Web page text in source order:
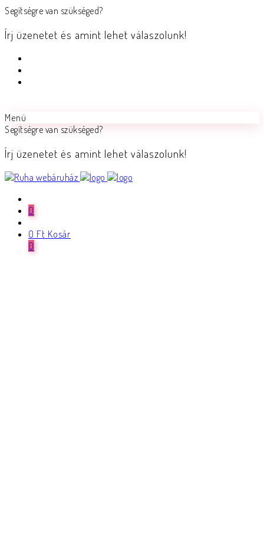
Segítségre van szükséged?
Írj üzenetet és amint lehet válaszolunk!
Menü
Segítségre van szükséged?
Írj üzenetet és amint lehet válaszolunk!
0
0 Ft Kosár
0